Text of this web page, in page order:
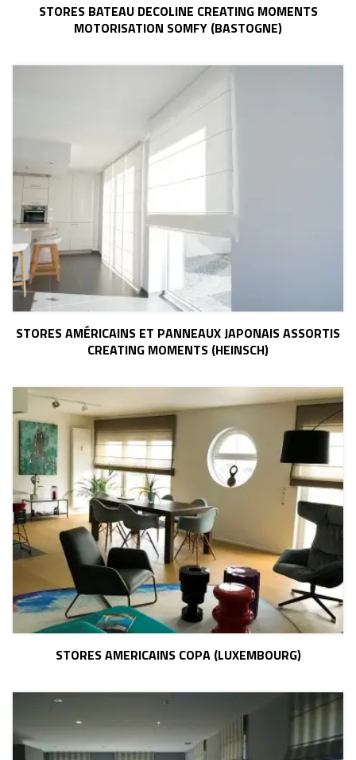
STORES BATEAU DECOLINE CREATING MOMENTS
MOTORISATION SOMFY (BASTOGNE)
STORES AMÉRICAINS ET PANNEAUX JAPONAIS ASSORTIS
CREATING MOMENTS (HEINSCH)
STORES AMERICAINS COPA (LUXEMBOURG)